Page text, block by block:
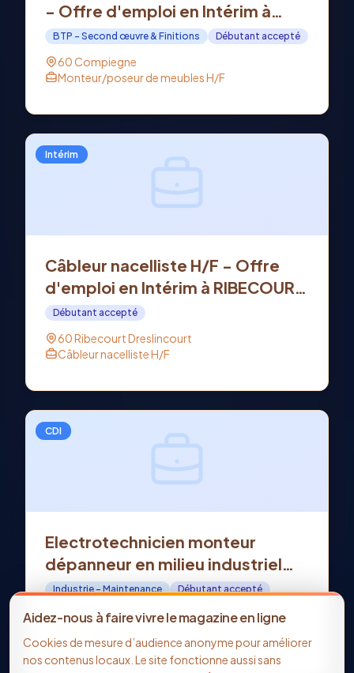
- Offre d'emploi en Intérim à
COMPIEGNE (60)
BTP - Second œuvre & Finitions Débutant accepté
60 Compiegne
Monteur/poseur de meubles H/F
Intérim
Câbleur nacelliste H/F - Offre
d'emploi en Intérim à RIBECOURT
DRESLINCOURT (60)
Débutant accepté
60 Ribecourt Dreslincourt
Câbleur nacelliste H/F
CDI
Electrotechnicien monteur
dépanneur en milieu industriel
H/F - Offre d'emploi en CDI à
SOISSONS (02)
Industrie - Maintenance Débutant accepté
02 Soissons
industriel H/F
Aidez-nous à faire vivre le magazine en ligne
Cookies de mesure d’audience anonyme pour améliorer
nos contenus locaux. Le site fonctionne aussi sans